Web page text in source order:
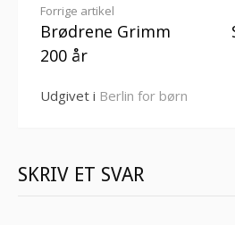
Læs
videre
Forrige artikel
Brødrene Grimm
200 år
Udgivet i Berlin for børn
SKRIV ET SVAR